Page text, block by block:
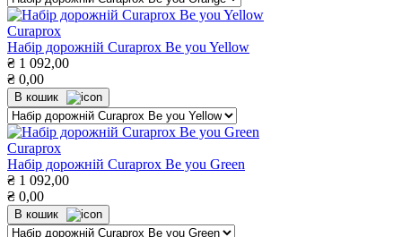
Curaprox
Набір дорожній Curaprox Be you Yellow
₴ 1 092,00
₴ 0,00
В кошик
Curaprox
Набір дорожній Curaprox Be you Green
₴ 1 092,00
₴ 0,00
В кошик